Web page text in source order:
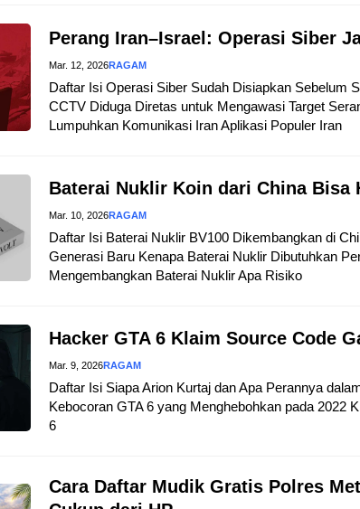
Perang Iran–Israel: Operasi Siber
Mar. 12, 2026RAGAM
Daftar Isi Operasi Siber Sudah Disiapkan Sebelum
CCTV Diduga Diretas untuk Mengawasi Target
Lumpuhkan Komunikasi Iran Aplikasi Populer Iran
Baterai Nuklir Koin dari China Bisa
Mar. 10, 2026RAGAM
Daftar Isi Baterai Nuklir BV100 Dikembangkan di
Generasi Baru Kenapa Baterai Nuklir Dibutuhkan
Mengembangkan Baterai Nuklir Apa Risiko
Hacker GTA 6 Klaim Source Code
Mar. 9, 2026RAGAM
Daftar Isi Siapa Arion Kurtaj dan Apa Perannya
Kebocoran GTA 6 yang Menghebohkan pada 2022
6
Cara Daftar Mudik Gratis Polres